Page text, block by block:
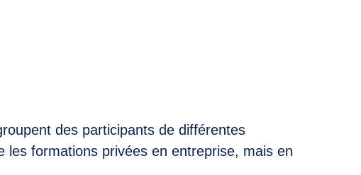
des participants de différentes
formations privées en entreprise, mais en